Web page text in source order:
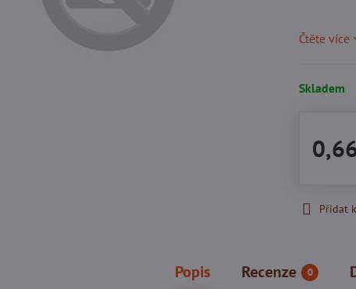
Čtěte více
Skladem
Přidat
Popis Recenze 0